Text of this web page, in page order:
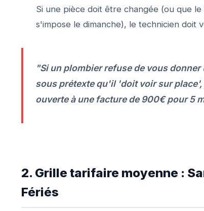
Si une pièce doit être changée (ou que
s'impose le dimanche), le technicien doit
"Si un plombier refuse de vous
sous prétexte qu'il 'doit voir sur
ouverte à une facture de 900€ pour 5
2. Grille tarifaire moyenne :
Fériés